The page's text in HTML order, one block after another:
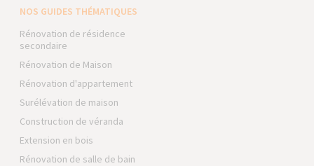
NOS GUIDES THÉMATIQUES
Rénovation de résidence
secondaire
Rénovation de Maison
Rénovation d'appartement
Surélévation de maison
Construction de véranda
Extension en bois
Rénovation de salle de bain